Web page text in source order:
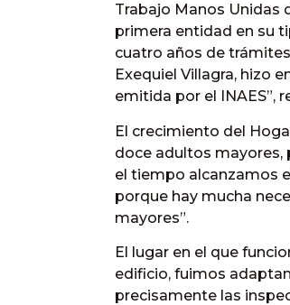
Trabajo Manos Unidas
primera entidad en su
cuatro años de
Exequiel Villagra, hizo
emitida por el INAES”,
El crecimiento del
doce adultos mayores,
el tiempo alcanzamos
porque hay mucha
mayores”.
El lugar en el que
edificio, fuimos
precisamente las